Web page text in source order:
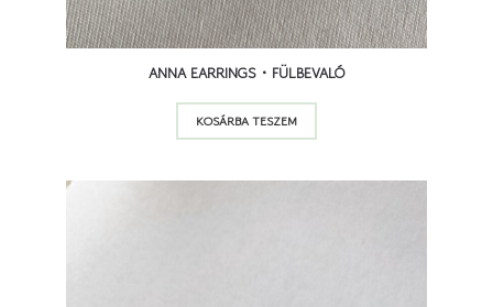
ANNA EARRINGS • FÜLBEVALÓ
KOSÁRBA TESZEM